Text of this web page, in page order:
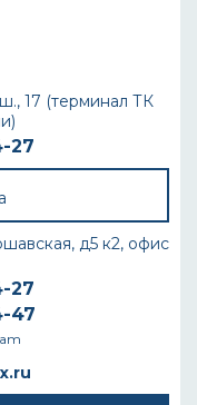
17 (терминал ТК
27
д5 к2, офис
27
47